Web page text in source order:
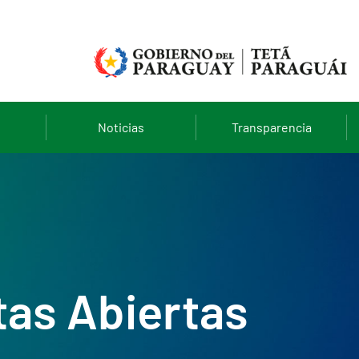
Noticias Transparencia
Abiertas